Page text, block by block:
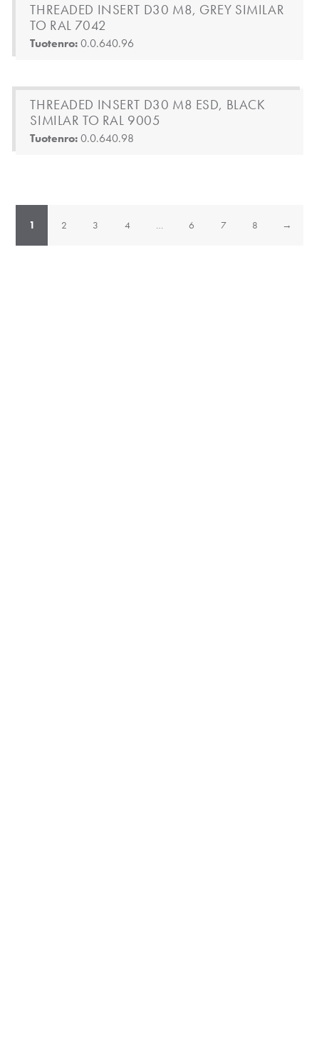
THREADED INSERT D30 M8, GREY SIMILAR
TO RAL 7042
Tuotenro:0.0.640.96
THREADED INSERT D30 M8 ESD, BLACK
SIMILAR TO RAL 9005
Tuotenro:0.0.640.98
1 2 3 4 … 6 7 8 →